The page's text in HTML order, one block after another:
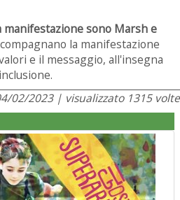
sono Marsh e
la manifestazione
e il messaggio, all'insegna
02/2023 | visualizzato 1315 volte